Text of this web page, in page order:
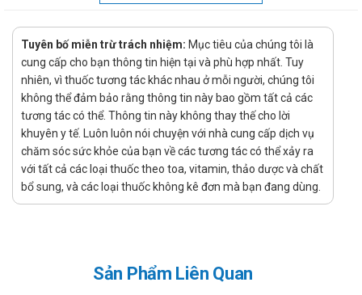
trọng, tuy nhiên nếu việc này diễn ra thường xuyên có thể sẽ
gây ảnh hưởng đến hiệu quả điều trị. Tuy nhiên, nếu quên liều
xảy ra thì chỉ cần sử dụng ngay liều đã quên nếu như thời gian
quên liều chưa lâu, còn nếu như quên quá lâu hoặc gần tới
thời gian dùng liều tiếp theo thì bỏ qua liều đã quên và chỉ cần
uống liều sắp đến. Và nếu như hay quên thì bạn có thể tạo
nhắc nhở, báo thức nhắc uống thuốc bằng điện thoại để tránh
ảnh hưởng tới tác dụng của sản phẩm.
Xử lý quá quên liều
dụng đúng liều lượng được chỉ định. Khi quá liều cần theo dõi
Tuyên bố miễn trừ trách nhiệm: Mục tiêu của chúng tôi là
cung cấp cho bạn thông tin hiện tại và phù hợp nhất. Tuy
nhiên, vì thuốc tương tác khác nhau ở mỗi người, chúng tôi
không thể đảm bảo rằng thông tin này bao gồm tất cả các
tương tác có thể. Thông tin này không thay thế cho lời
khuyên y tế. Luôn luôn nói chuyện với nhà cung cấp dịch vụ
chăm sóc sức khỏe của bạn về các tương tác có thể xảy ra
với tất cả các loại thuốc theo toa, vitamin, thảo dược và chất
bổ sung, và các loại thuốc không kê đơn mà bạn đang dùng.
Sản Phẩm Liên Quan